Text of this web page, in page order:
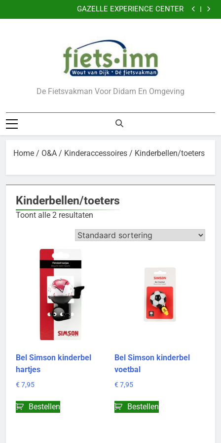
naar
GAZELLE EXPERIENCE CENTER
VERKLEIN DE KANS OP DIEFSTAL VAN UW FIETS
GAZELLE EXPERIENCE CENTER
VERKLEIN DE KANS OP DIEFSTAL VAN UW FIETS
De Fietsvakman Voor Didam En Omgeving
Home / O&A / Kinderaccessoires / Kinderbellen/toeters
Kinderbellen/toeters
Toont alle 2 resultaten
Bel Simson kinderbel
hartjes
€ 7,95
Bestellen
Bel Simson kinderbel
voetbal
€ 7,95
Bestellen